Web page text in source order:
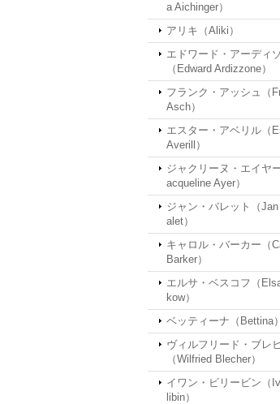
a Aichinger）
アリキ（Aliki）
エドワード・アーディ
（Edward Ardizzone）
フランク・アッシュ（
Asch）
エスター・アベリル（
Averill）
ジャクリーヌ・エイヤ
acqueline Ayer）
ジャン・バレット（
alet）
キャロル・バーカー（
Barker）
エルサ・ベスコフ（
kow）
ベッティーナ（Bettina）
ヴィルフリード・ブレ
（Wilfried Blecher）
イワン・ビリービン（
libin）